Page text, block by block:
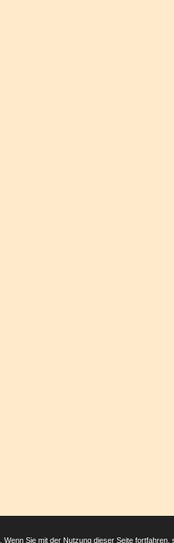
Wenn Sie mit der Nutzung dieser Seite